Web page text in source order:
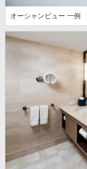
オーシャンビュー 一例